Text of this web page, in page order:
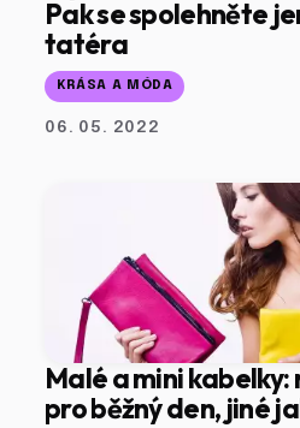
Pak se spolehněte
tatéra
KRÁSA A MÓDA
06. 05. 2022
Malé a mini kabelky:
pro běžný den, jiné